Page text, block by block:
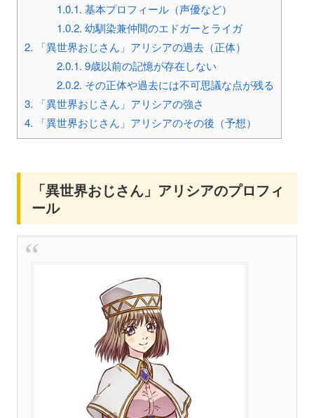
1.0.1. 基本プロフィール（声優など）
1.0.2. 幼馴染兼仲間のエドガーとライガ
2. 「異世界おじさん」アリシアの過去（正体）
2.0.1. 9歳以前の記憶が存在しない
2.0.2. その正体や過去には不可思議な点が残る
3. 「異世界おじさん」アリシアの強さ
4. 「異世界おじさん」アリシアのその後（予想）
「異世界おじさん」アリシアのプロフィ
ール